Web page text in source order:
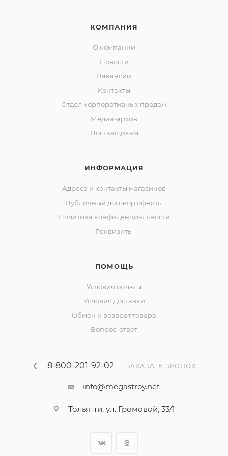
КОМПАНИЯ
О компании
Новости
Вакансии
Контакты
Отдел корпоративных продаж
Медиа-архив
Поставщикам
ИНФОРМАЦИЯ
Адреса и контакты магазинов
Публичный договор оферты
Политика конфиденциальности
Реквизиты
ПОМОЩЬ
Условия оплаты
Условия доставки
Обмен и возврат товара
Вопрос-ответ
8-800-201-92-02 ЗАКАЗАТЬ ЗВОНОК
info@megastroy.net
Тольятти, ул. Громовой, 33/1